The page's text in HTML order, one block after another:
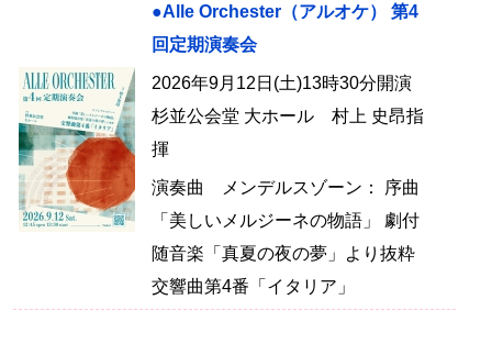
●Alle Orchester（アルオケ） 第4
回定期演奏会
2026年9月12日(土)13時30分開演
杉並公会堂 大ホール 村上 史昂指
揮
演奏曲 メンデルスゾーン： 序曲
「美しいメルジーネの物語」 劇付
随音楽「真夏の夜の夢」より抜粋
交響曲第4番「イタリア」